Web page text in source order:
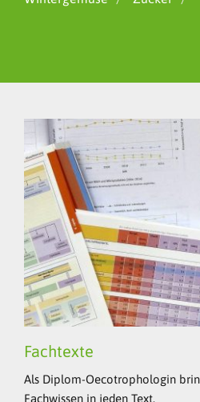
Fachtexte
Als Diplom-Oecotrophologin
Fachwissen in jeden Text.